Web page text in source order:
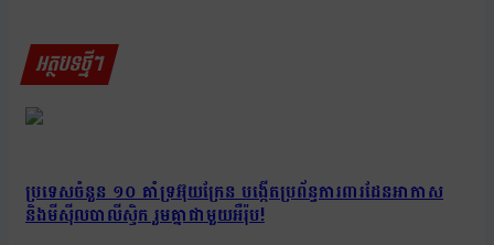
អត្ថបទថ្មីៗ
ប្រទេសចំនួន ១០ គាំទ្រអ៊ុយក្រែន បង្កើតប្រព័ន្ធការពារដែនអាកាស
និងមីស៊ីលបាលីស្ទិក រួមគ្នាជាមួយអឺរ៉ុប!